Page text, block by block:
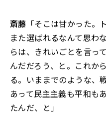
斎藤 「そこは甘かった
また選ばれるなんて思わ
らは、きれいごとを言っ
んだだろう、と。これか
る。いままでのような、
あって民主主義も平和も
たんだ、と」